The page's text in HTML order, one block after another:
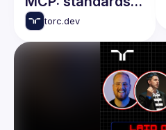
security & the
agent economy
torc.dev